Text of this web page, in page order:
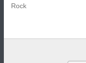
Rock